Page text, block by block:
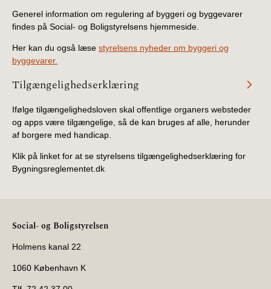
Generel information om regulering af byggeri og byggevarer
findes på Social- og Boligstyrelsens hjemmeside.
Her kan du også læse styrelsens nyheder om byggeri og
byggevarer.
Tilgængelighedserklæring
Ifølge tilgængelighedsloven skal offentlige organers websteder
og apps være tilgængelige, så de kan bruges af alle, herunder
af borgere med handicap.
Klik på linket for at se styrelsens tilgængelighedserklæring for
Bygningsreglementet.dk
Social- og Boligstyrelsen
Holmens kanal 22
1060 København K